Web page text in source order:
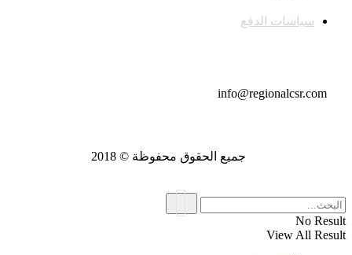
سياسات الدفع
جميع الحقوق محفوظة © 2018
No Result
View All Result